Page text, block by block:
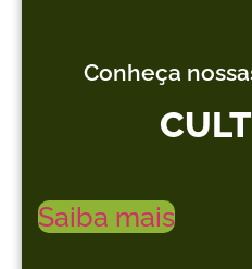
Conheça
Saiba mais